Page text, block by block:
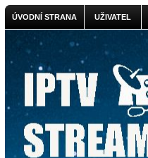
ÚVODNÍ STRANA UŽIVATEL